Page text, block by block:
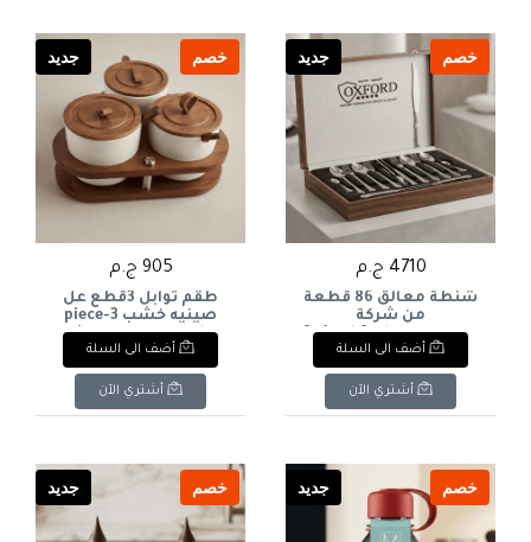
خصم جديد
4710 ج.م
شنطة معالق 86 قطعة
من شركة
اكسفوردOxford Cutlery
Set, 86 Pieces
أضف الى السلة
أشتري الآن
خصم جديد
905 ج.م
طقم توابل 3قطع عل
صينيه خشب 3-piece
spice set on a wooden
tray
أضف الى السلة
أشتري الآن
خصم جديد خصم جديد